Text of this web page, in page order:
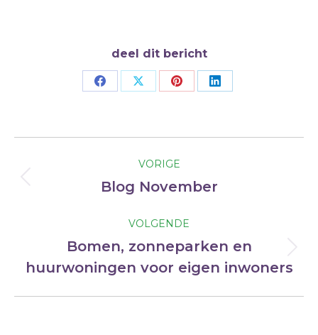
deel dit bericht
Deel
Deel
Deel
Deel
VORIGE
Vorig
Blog November
VOLGENDE
Volgend
bericht
Bomen, zonneparken en
huurwoningen voor eigen inwoners